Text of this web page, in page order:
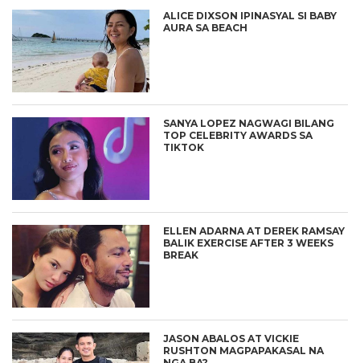
ALICE DIXSON IPINASYAL SI BABY
AURA SA BEACH
SANYA LOPEZ NAGWAGI BILANG
TOP CELEBRITY AWARDS SA
TIKTOK
ELLEN ADARNA AT DEREK RAMSAY
BALIK EXERCISE AFTER 3 WEEKS
BREAK
JASON ABALOS AT VICKIE
RUSHTON MAGPAPAKASAL NA